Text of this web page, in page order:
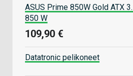
ASUS Prime 850W Gold ATX
850 W
109,90 €
Datatronic pelikoneet